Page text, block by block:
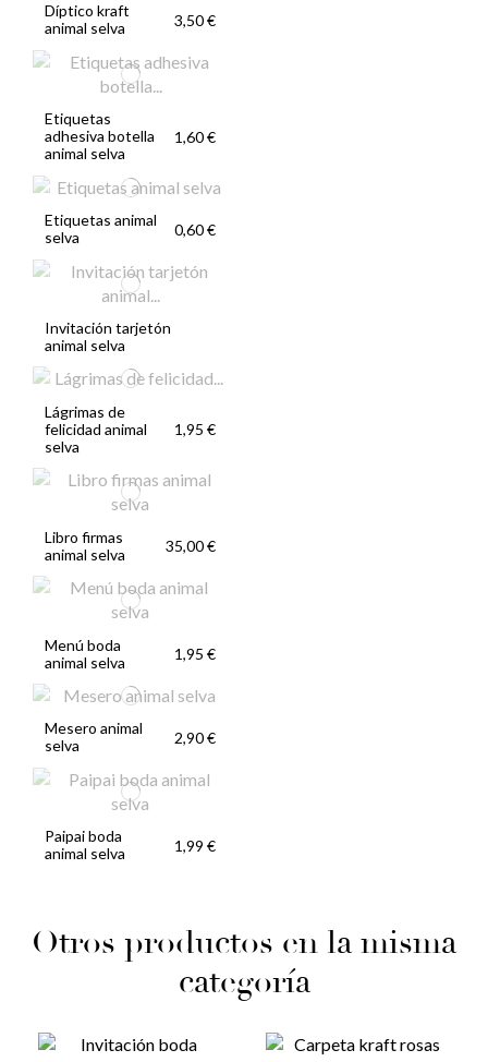
Díptico kraft
animal selva
3,50 €
Etiquetas
adhesiva botella
animal selva
1,60 €
Etiquetas animal
selva
0,60 €
Invitación tarjetón
animal selva
Lágrimas de
felicidad animal
selva
1,95 €
Libro firmas
animal selva
35,00 €
Menú boda
animal selva
1,95 €
Mesero animal
selva
2,90 €
Paipai boda
animal selva
1,99 €
Otros productos en la misma
categoría